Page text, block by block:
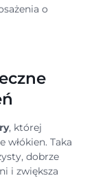
o
, której
Taka
dobrze
i zwiększa